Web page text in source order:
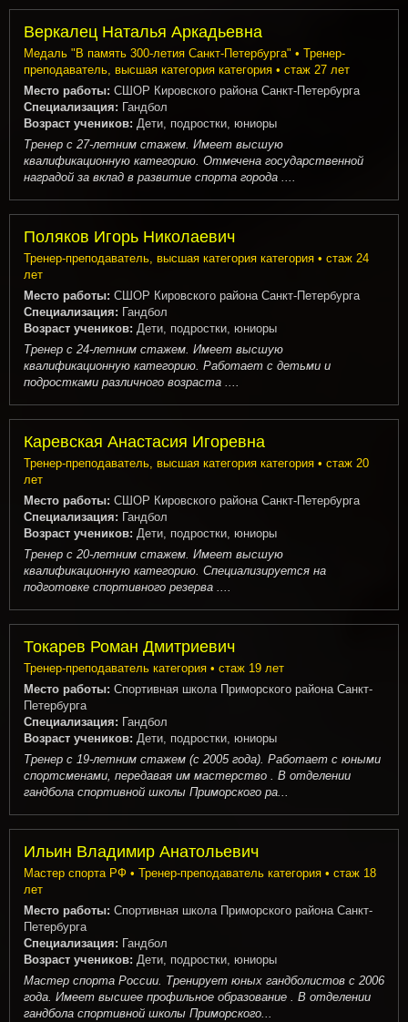
Веркалец Наталья Аркадьевна
Медаль "В память 300-летия Санкт-Петербурга" • Тренер-
преподаватель, высшая категория категория • стаж 27 лет
Место работы: СШОР Кировского района Санкт-Петербурга
Специализация: Гандбол
Возраст учеников: Дети, подростки, юниоры
Тренер с 27-летним стажем. Имеет высшую
квалификационную категорию. Отмечена государственной
наградой за вклад в развитие спорта города ....
Поляков Игорь Николаевич
Тренер-преподаватель, высшая категория категория • стаж 24
лет
Место работы: СШОР Кировского района Санкт-Петербурга
Специализация: Гандбол
Возраст учеников: Дети, подростки, юниоры
Тренер с 24-летним стажем. Имеет высшую
квалификационную категорию. Работает с детьми и
подростками различного возраста ....
Каревская Анастасия Игоревна
Тренер-преподаватель, высшая категория категория • стаж 20
лет
Место работы: СШОР Кировского района Санкт-Петербурга
Специализация: Гандбол
Возраст учеников: Дети, подростки, юниоры
Тренер с 20-летним стажем. Имеет высшую
квалификационную категорию. Специализируется на
подготовке спортивного резерва ....
Токарев Роман Дмитриевич
Тренер-преподаватель категория • стаж 19 лет
Место работы: Спортивная школа Приморского района Санкт-
Петербурга
Специализация: Гандбол
Возраст учеников: Дети, подростки, юниоры
Тренер с 19-летним стажем (с 2005 года). Работает с юными
спортсменами, передавая им мастерство . В отделении
гандбола спортивной школы Приморского ра...
Ильин Владимир Анатольевич
Мастер спорта РФ • Тренер-преподаватель категория • стаж 18
лет
Место работы: Спортивная школа Приморского района Санкт-
Петербурга
Специализация: Гандбол
Возраст учеников: Дети, подростки, юниоры
Мастер спорта России. Тренирует юных гандболистов с 2006
года. Имеет высшее профильное образование . В отделении
гандбола спортивной школы Приморского...